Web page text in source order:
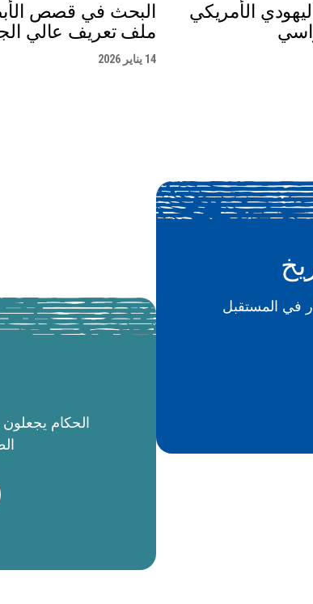
الأمريكي
البحث في قصص
ملف تعريف عالي
14 يناير 2026